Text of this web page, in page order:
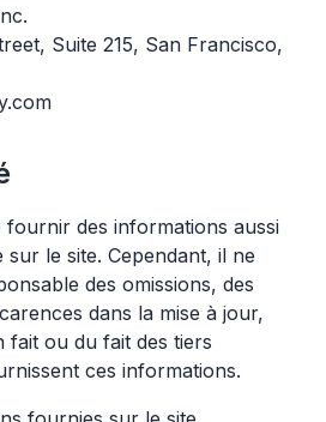
Suite 215, San Francisco,
des informations aussi
sur le site. Cependant, il ne
des omissions, des
dans la mise à jour,
fait ou du fait des tiers
ces informations.